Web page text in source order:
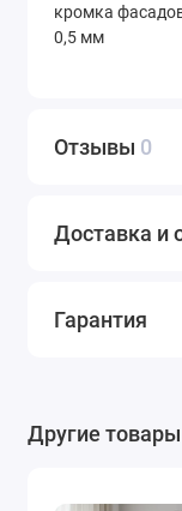
кромка
0,5 мм
Отзывы 0
Доставка и
Гарантия
Другие